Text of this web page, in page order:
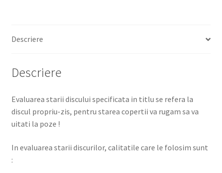
Descriere
Descriere
Evaluarea starii discului specificata in titlu se refera la
discul propriu-zis, pentru starea copertii va rugam sa va
uitati la poze !
In evaluarea starii discurilor, calitatile care le folosim sunt
: